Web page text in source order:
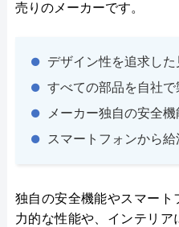
売りのメーカーです。
デザイン性を追求した
すべての部品を自社で
メーカー独自の安全機
スマートフォンから
独自の安全機能やスマー
力的な性能や、インテリ